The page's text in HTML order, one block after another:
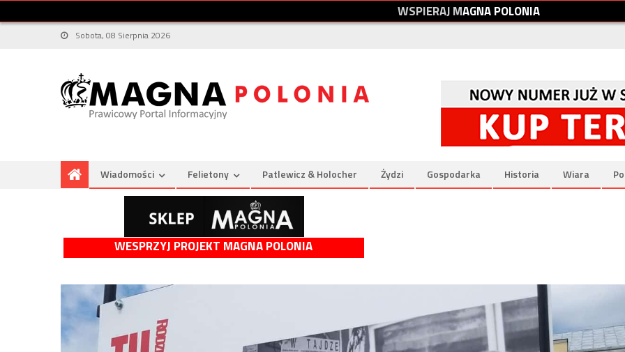
WSPIERAJMAGNAPOLONIA
Sobota, 08 Sierpnia 2026
Wiadomości Felietony Patlewicz & Holocher Żydzi Gospodarka Historia Wiara
WESPRZYJ PROJEKT MAGNA POLONIA